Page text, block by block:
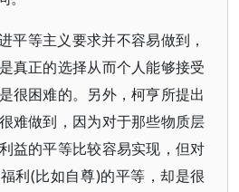
平等主义要求并不容易做到，
真正的选择从而个人能够接受
很困难的。另外，柯亨所提出
难做到，因为对于那些物质层
益的平等比较容易实现，但对
利(比如自尊)的平等，却是很